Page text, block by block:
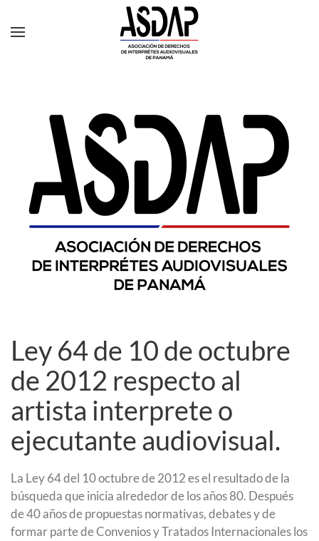
Skip to main content
Ley 64 de 10 de octubre
de 2012 respecto al
artista interprete o
ejecutante audiovisual.
La Ley 64 del 10 octubre de 2012 es el resultado de la
búsqueda que inicia alrededor de los años 80. Después
de 40 años de propuestas normativas, debates y de
formar parte de Convenios y Tratados Internacionales los